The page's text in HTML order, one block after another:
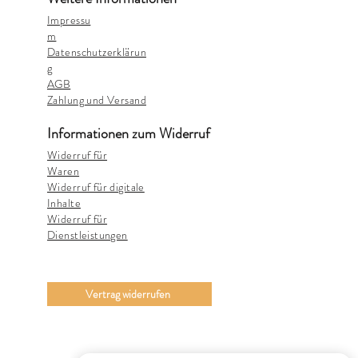
Impressu
m
Datenschutzerklärun
g
AGB
Zahlung und Versand
Informationen zum Widerruf
Widerruf für
Waren
Widerruf für digitale
Inhalte
Widerruf für
Dienstleistungen
Vertrag widerrufen